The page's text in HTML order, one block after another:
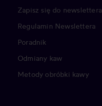
Zapisz się do newslettera
Regulamin Newslettera
Poradnik
Odmiany kaw
Metody obróbki kawy